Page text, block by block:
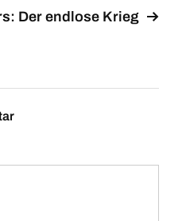
Der endlose Krieg